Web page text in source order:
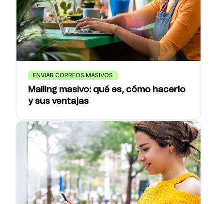
ENVIAR CORREOS MASIVOS
Mailing masivo: qué es, cómo hacerlo
y sus ventajas